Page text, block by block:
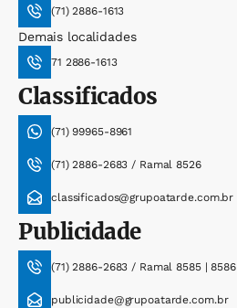
(71) 2886-1613
Demais localidades
71 2886-1613
Classificados
(71) 99965-8961
(71) 2886-2683 / Ramal 8526
classificados@grupoatarde.com.br
Publicidade
(71) 2886-2683 / Ramal 8585 | 8586
publicidade@grupoatarde.com.br